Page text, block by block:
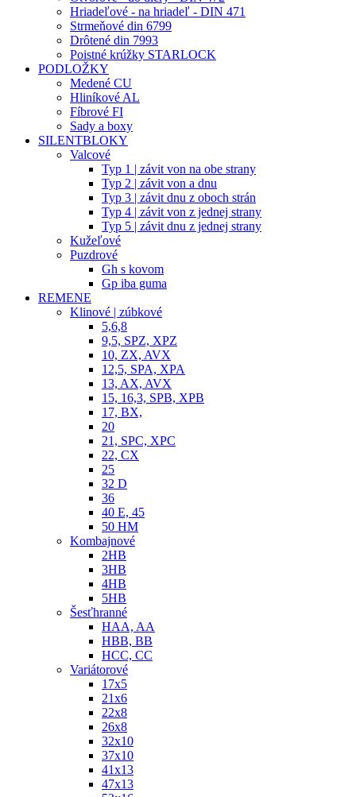
Hriadeľové - na hriadeľ - DIN 471
Strmeňové din 6799
Drôtené din 7993
Poistné krúžky STARLOCK
PODLOŽKY
Medené CU
Hliníkové AL
Fíbrové FI
Sady a boxy
SILENTBLOKY
Valcové
Typ 1 | závit von na obe strany
Typ 2 | závit von a dnu
Typ 3 | závit dnu z oboch strán
Typ 4 | závit von z jednej strany
Typ 5 | závit dnu z jednej strany
Kužeľové
Puzdrové
Gh s kovom
Gp iba guma
REMENE
Klinové | zúbkové
5,6,8
9,5, SPZ, XPZ
10, ZX, AVX
12,5, SPA, XPA
13, AX, AVX
15, 16,3, SPB, XPB
17, BX,
20
21, SPC, XPC
22, CX
25
32 D
36
40 E, 45
50 HM
Kombajnové
2HB
3HB
4HB
5HB
Šesťhranné
HAA, AA
HBB, BB
HCC, CC
Variátorové
17x5
21x6
22x8
26x8
32x10
37x10
41x13
47x13